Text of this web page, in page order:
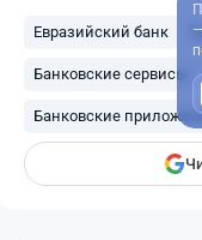
Евразийский банк
Банковские сервисы
Банковские